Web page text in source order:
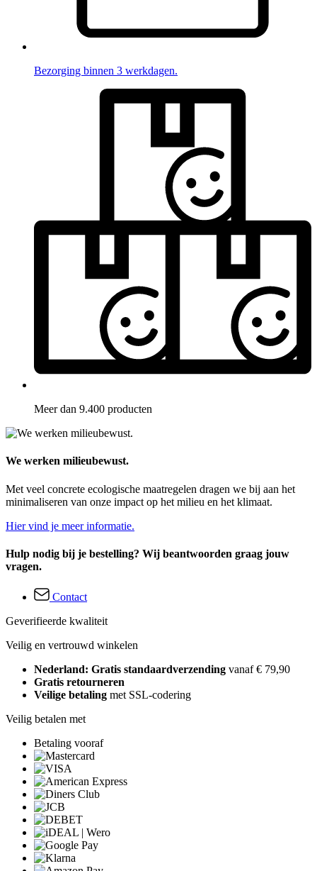
Bezorging binnen 3 werkdagen.
Meer dan 9.400 producten
We werken milieubewust.
Met veel concrete ecologische maatregelen dragen we bij aan het
minimaliseren van onze impact op het milieu en het klimaat.
Hier vind je meer informatie.
Hulp nodig bij je bestelling? Wij beantwoorden graag jouw
vragen.
Contact
Geverifieerde kwaliteit
Veilig en vertrouwd winkelen
Nederland: Gratis standaardverzending vanaf € 79,90
Gratis retourneren
Veilige betaling met SSL-codering
Veilig betalen met
Betaling vooraf